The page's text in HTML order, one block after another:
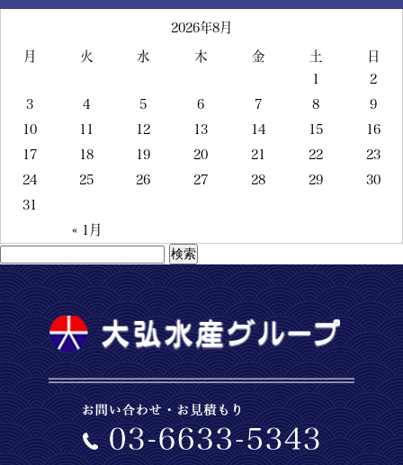
2026年8月
月 火 水 木 金 土 日
« 1月
1
2
3
4 5 6 7 8
9
10
11 12 13 14 15
16
17
18 19 20 21 22
23
24
25 26 27 28 29
30
31